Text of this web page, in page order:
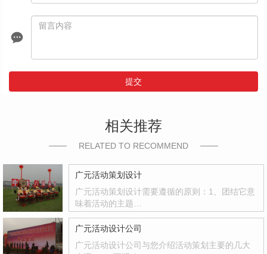
提交
相关推荐
RELATED TO RECOMMEND
广元活动策划设计
广元活动策划设计需要遵循的原则：1、团结它意
味着活动的主题…
广元活动设计公司
广元活动设计公司与您介绍活动策划主要的几大